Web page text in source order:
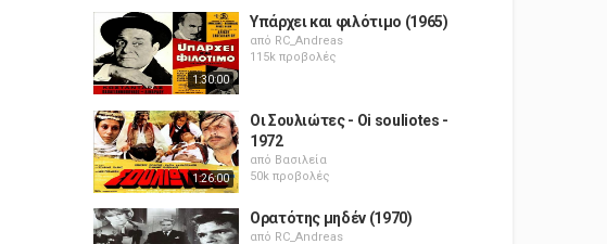
1:30:00
Υπάρχει και φιλότιμο (1965)
από RC_Andreas
115k προβολές
1:26:00
Οι Σουλιώτες - Oi souliotes -
1972
από Βασιλεία
50k προβολές
Ορατότης μηδέν (1970)
από RC_Andreas